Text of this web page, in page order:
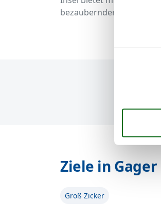
bezaubernder Landschaft.
Ziele in Gager
Groß Zicker